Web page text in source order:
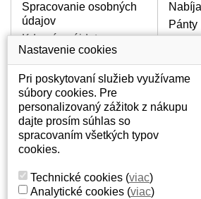
Spracovanie osobných
údajov
Kde nás nájdete
Pánty
Váš účet
Váš účet
Osobné informácie
Adresy
+421
Mail:
Nastavenie cookies
Pri poskytovaní služieb využívame
súbory cookies. Pre
personalizovaný zážitok z nákupu
dajte prosím súhlas so
spracovaním všetkých typov
cookies.
Technické cookies (viac)
Analytické cookies (viac)